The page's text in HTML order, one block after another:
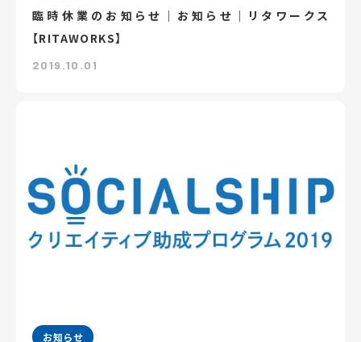
臨時休業のお知らせ｜お知らせ｜リタワークス
【RITAWORKS】
2019.10.01
お知らせ